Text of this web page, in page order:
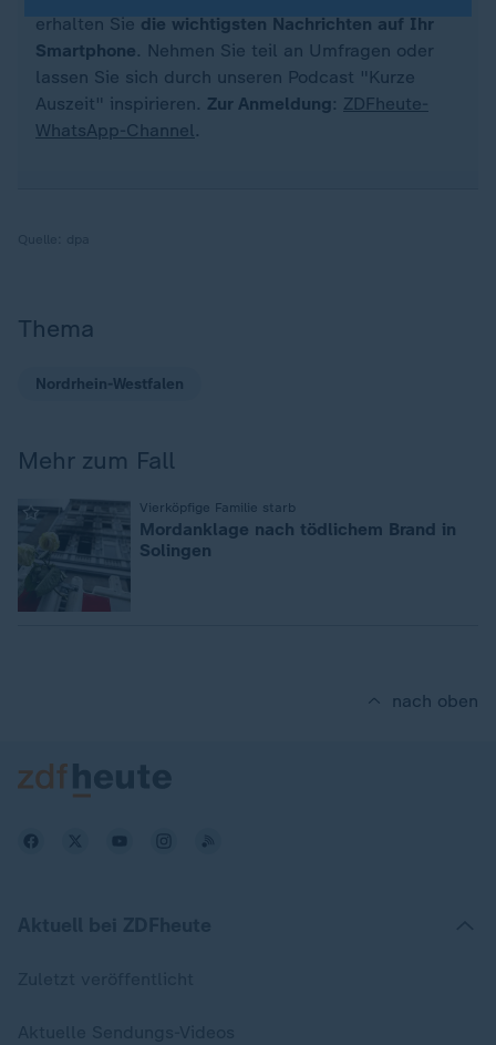
erhalten Sie die wichtigsten Nachrichten auf Ihr
Smartphone. Nehmen Sie teil an Umfragen oder
lassen Sie sich durch unseren Podcast "Kurze
Auszeit" inspirieren. Zur Anmeldung : ZDFheute-
WhatsApp-Channel.
Thema
Nordrhein-Westfalen
Mehr zum Fall
Vierköpfige Familie starb
:
Mordanklage nach tödlichem Brand in
Solingen
nach oben